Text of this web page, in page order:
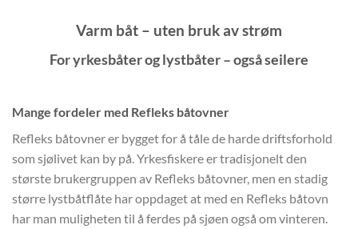
Varm båt – uten bruk av strøm
For yrkesbåter og lystbåter – også seilere
Mange fordeler med Refleks båtovner
Refleks båtovner er bygget for å tåle de harde driftsforhold
som sjølivet kan by på. Yrkesfiskere er tradisjonelt den
største brukergruppen av Refleks båtovner, men en stadig
større lystbåtflåte har oppdaget at med en Refleks båtovn
har man muligheten til å ferdes på sjøen også om vinteren.